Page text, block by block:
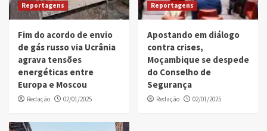
Reportagens
Fim do acordo de envio
de gás russo via Ucrânia
agrava tensões
energéticas entre
Europa e Moscou
Redação 02/01/2025
Reportagens
Apostando em diálogo
contra crises,
Moçambique se despede
do Conselho de
Segurança
Redação 02/01/2025